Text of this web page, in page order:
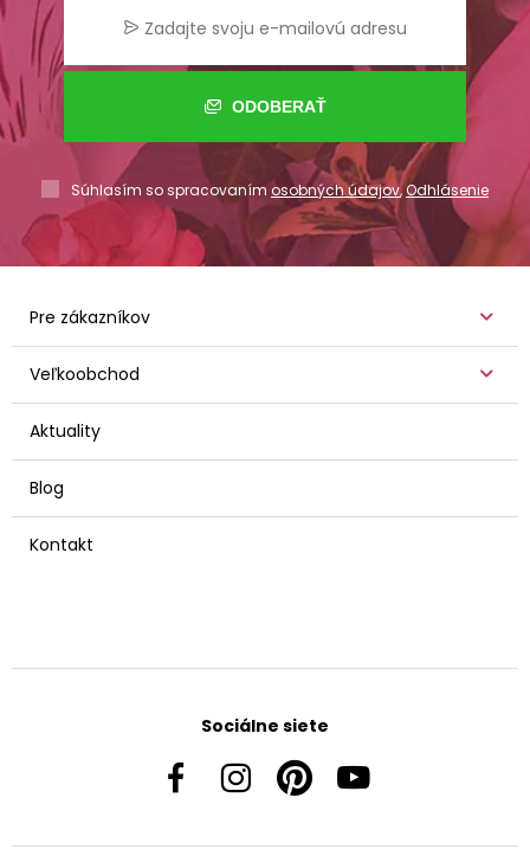
ODOBERAŤ
Súhlasím so spracovaním osobných údajov,Odhlásenie
Pre zákazníkov
Veľkoobchod
Aktuality
Blog
Kontakt
Sociálne siete